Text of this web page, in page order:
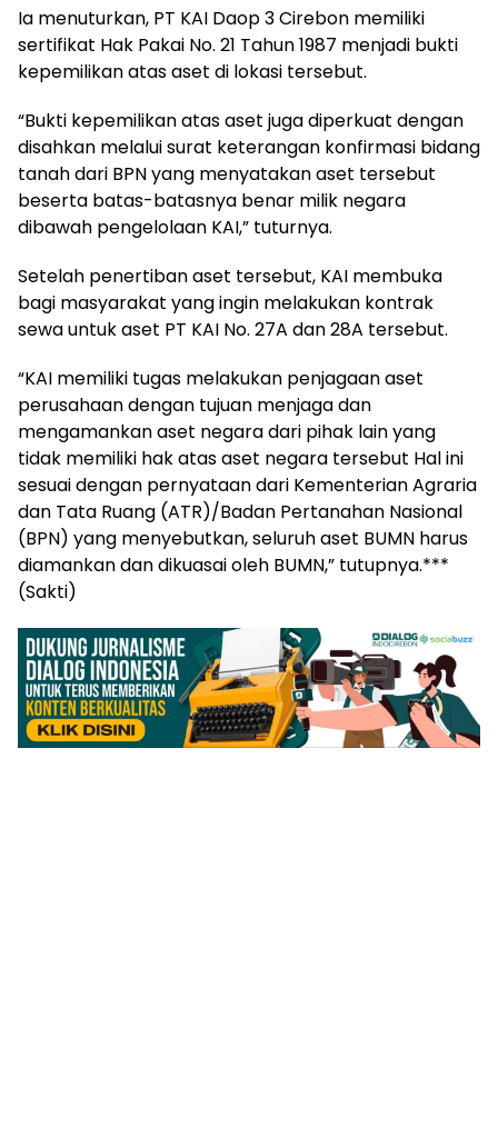
Ia menuturkan, PT KAI Daop 3 Cirebon memiliki
sertifikat Hak Pakai No. 21 Tahun 1987 menjadi bukti
kepemilikan atas aset di lokasi tersebut.
“Bukti kepemilikan atas aset juga diperkuat dengan
disahkan melalui surat keterangan konfirmasi bidang
tanah dari BPN yang menyatakan aset tersebut
beserta batas-batasnya benar milik negara
dibawah pengelolaan KAI,” tuturnya.
Setelah penertiban aset tersebut, KAI membuka
bagi masyarakat yang ingin melakukan kontrak
sewa untuk aset PT KAI No. 27A dan 28A tersebut.
“KAI memiliki tugas melakukan penjagaan aset
perusahaan dengan tujuan menjaga dan
mengamankan aset negara dari pihak lain yang
tidak memiliki hak atas aset negara tersebut Hal ini
sesuai dengan pernyataan dari Kementerian Agraria
dan Tata Ruang (ATR)/Badan Pertanahan Nasional
(BPN) yang menyebutkan, seluruh aset BUMN harus
diamankan dan dikuasai oleh BUMN,” tutupnya.***
(Sakti)